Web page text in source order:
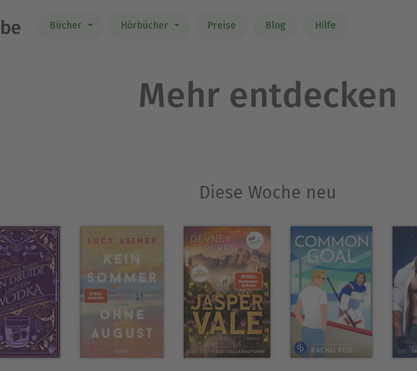
Bücher Hörbücher Preise Blog Hilfe
Mehr entdecken
Diese Woche neu